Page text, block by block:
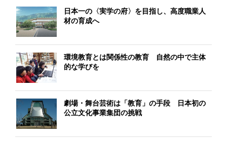
日本一の〈実学の府〉を目指し、高度職業人
材の育成へ
環境教育とは関係性の教育 自然の中で主体
的な学びを
劇場・舞台芸術は「教育」の手段 日本初の
公立文化事業集団の挑戦